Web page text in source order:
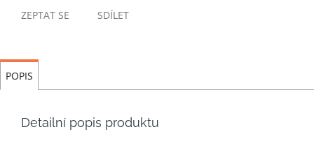
ZEPTAT SE SDÍLET
POPIS
Detailní popis produktu